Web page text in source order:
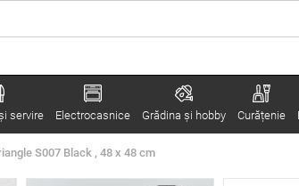
servire Electrocasnice Grădina şi hobby Curățenie
S007 Black , 48 x 48 cm